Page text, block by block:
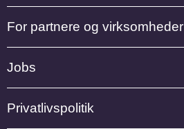
For partnere og virksomheder
Jobs
Privatlivspolitik